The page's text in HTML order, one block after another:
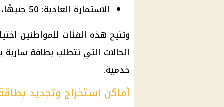
الاستمارة العادية: 50 جنيهًا، ويتم تسليم البطاقة خلال 15 يومًا.
وتتيح هذه الفئات للمواطنين
الحالات التي تتطلب بطاقة
خدمية.
أماكن استخراج وتجديد